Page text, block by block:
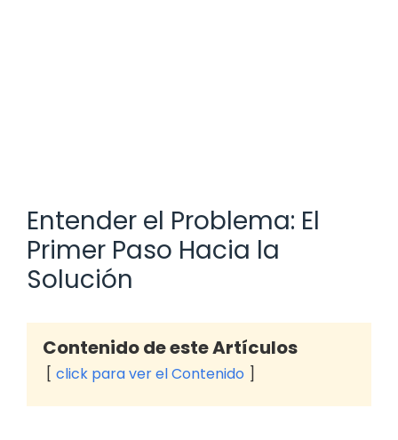
Entender el Problema: El
Primer Paso Hacia la
Solución
Contenido de este Artículos
click para ver el Contenido